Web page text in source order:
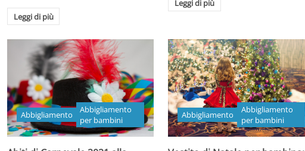
Leggi di più
Leggi di più
Abbigliamento
Abbigliamento
per bambini
Abbigliamento
Abbigliamento
per bambini